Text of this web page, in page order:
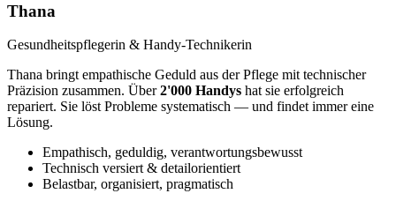
Thana
Gesundheitspflegerin & Handy-Technikerin
Thana bringt empathische Geduld aus der Pflege mit technischer
Präzision zusammen. Über2'000 Handys hat sie erfolgreich
repariert. Sie löst Probleme systematisch — und findet immer eine
Lösung.
Empathisch, geduldig, verantwortungsbewusst
Technisch versiert & detailorientiert
Belastbar, organisiert, pragmatisch